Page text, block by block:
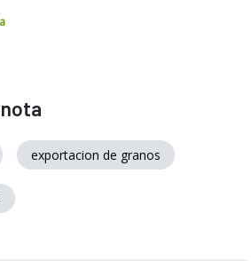
exportacion de granos